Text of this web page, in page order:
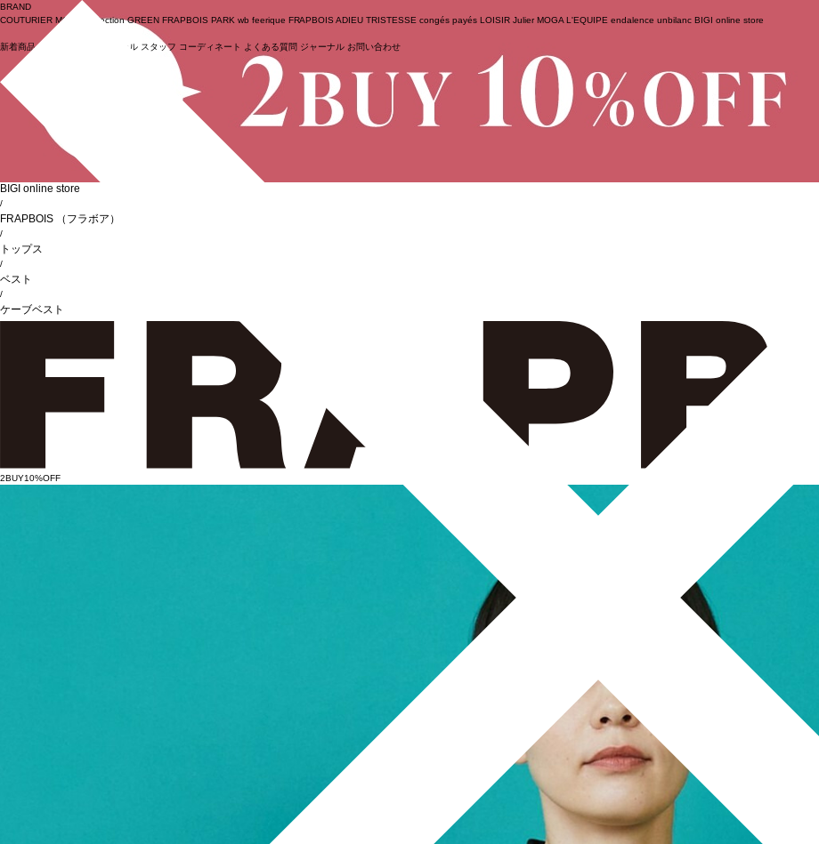
ログイン
BRAND
COUTURIER MOGA Collection GREEN FRAPBOIS PARK wb feerique FRAPBOIS ADIEU TRISTESSE congés payés LOISIR Julier MOGA L'EQUIPE endalence unbilanc BIGI online store
新着商品 (ライブ) セール スタッフ コーディネート よくある質問 ジャーナル お問い合わせ
BIGI online store
/
FRAPBOIS （フラボア）
/
トップス
/
ベスト
/
ケーブベスト
2BUY10%OFF